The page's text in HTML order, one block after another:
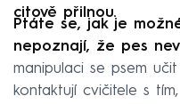
citově přilnou.
Ptáte se, jak je
nepoznají, že pes
manipulaci se psem
kontaktují cvičitele s